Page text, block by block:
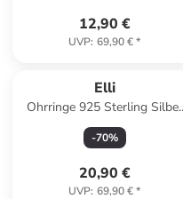
12,90 €
UVP: 69,90 €*
Elli
Ohrringe 925 Sterling Silber
Spirale in Silber
-70%
20,90 €
UVP: 69,90 €*